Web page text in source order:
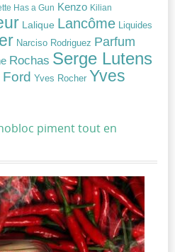
Has a Gun Kenzo Kilian
Lalique Lancôme
Liquides
Narciso Rodriguez Parfum
Rochas Serge Lutens
Ford Yves Rocher Yves
piment tout en